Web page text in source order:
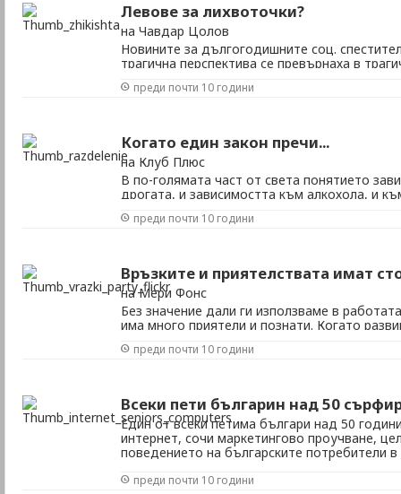
Левове за лихвоточки?
на Чавдар Цолов
Новините за дългогодишните соц.
трагична перспектива се превърнаха в
вместо да търсят пътя към Кореком, сега
преди почти 10 години
Когато един закон пречи...
на Клуб Плюс
В по-голямата част от света понятието
дрогата, и зависимостта към алкохола, и
понеже няма още национална програма за
преди почти 10 години
Връзките и приятелствата имат
на Мери Фонс
Без значение дали ги използваме в
има много приятели и познати. Когато
смисъл на думата), тя може да помогне на
преди почти 10 години
Всеки пети българин над 50
Един от всеки петима българи над 50
интернет, сочи маркетингово проучване,
поведението на българските потребители
покажат до каква степен онлайн средата и
определят отношението към продуктите на
преди почти 10 години